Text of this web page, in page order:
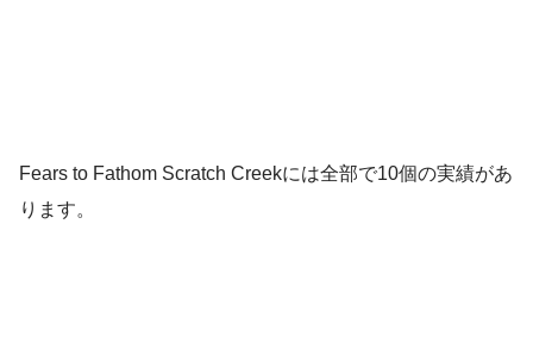
Fears to Fathom Scratch Creekには全部で10個の実績があ
ります。